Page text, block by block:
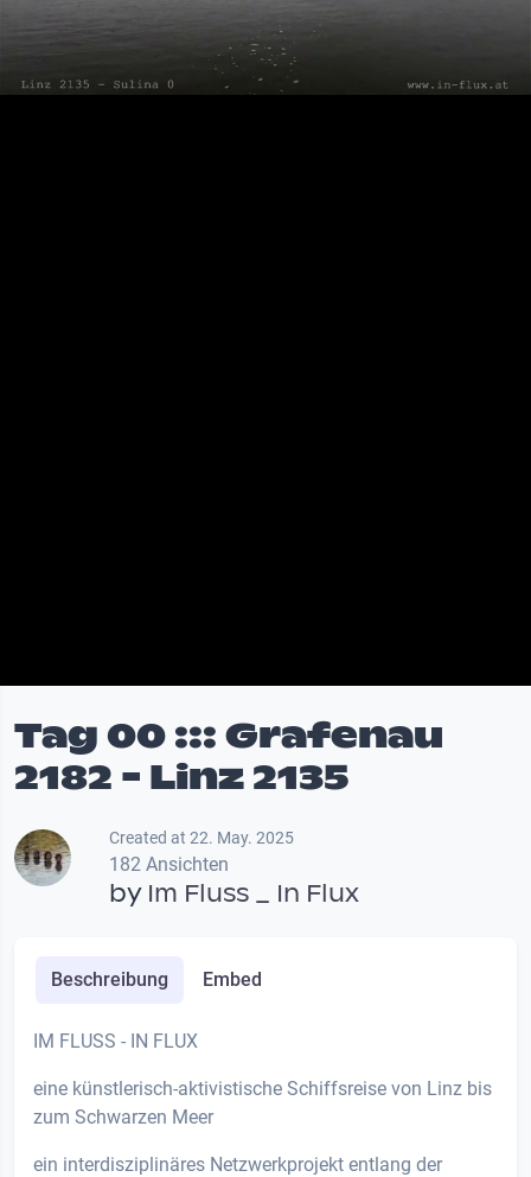
Video
Tag 00 ::: Grafenau
2182 - Linz 2135
Created at 22. May. 2025
182 Ansichten
by Im Fluss _ In Flux
Beschreibung Embed
IM FLUSS - IN FLUX
eine künstlerisch-aktivistische Schiffsreise von Linz bis
zum Schwarzen Meer
ein interdisziplinäres Netzwerkprojekt entlang der